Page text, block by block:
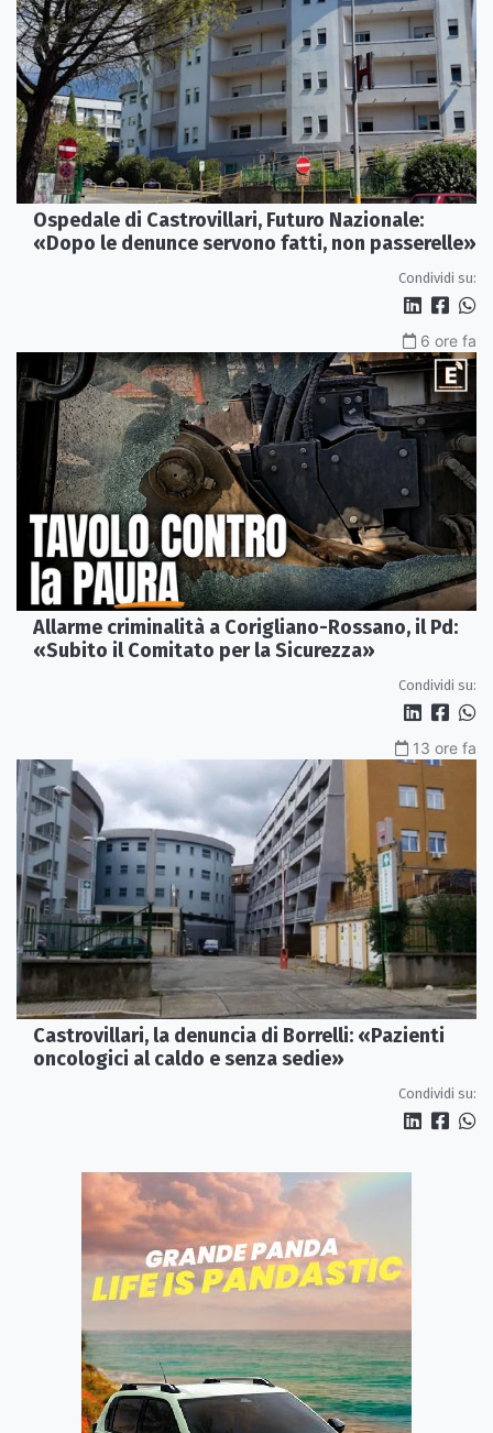
Ospedale di Castrovillari, Futuro Nazionale:
«Dopo le denunce servono fatti, non passerelle»
Condividi su:
6 ore fa
Allarme criminalità a Corigliano-Rossano, il Pd:
«Subito il Comitato per la Sicurezza»
Condividi su:
13 ore fa
Castrovillari, la denuncia di Borrelli: «Pazienti
oncologici al caldo e senza sedie»
Condividi su: